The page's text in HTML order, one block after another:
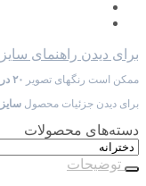
برای دیدن راهنمای سایز
ممکن است رنگهای تصویر ۲۰ درصد روشن تر یا تیره تر
برای دیدن جزئیات محصول
دسته‌های محصولات
توضیحات